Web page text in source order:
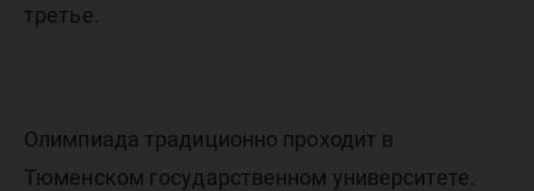
третье.
Олимпиада традиционно проходит в
Тюменском государственном университете.